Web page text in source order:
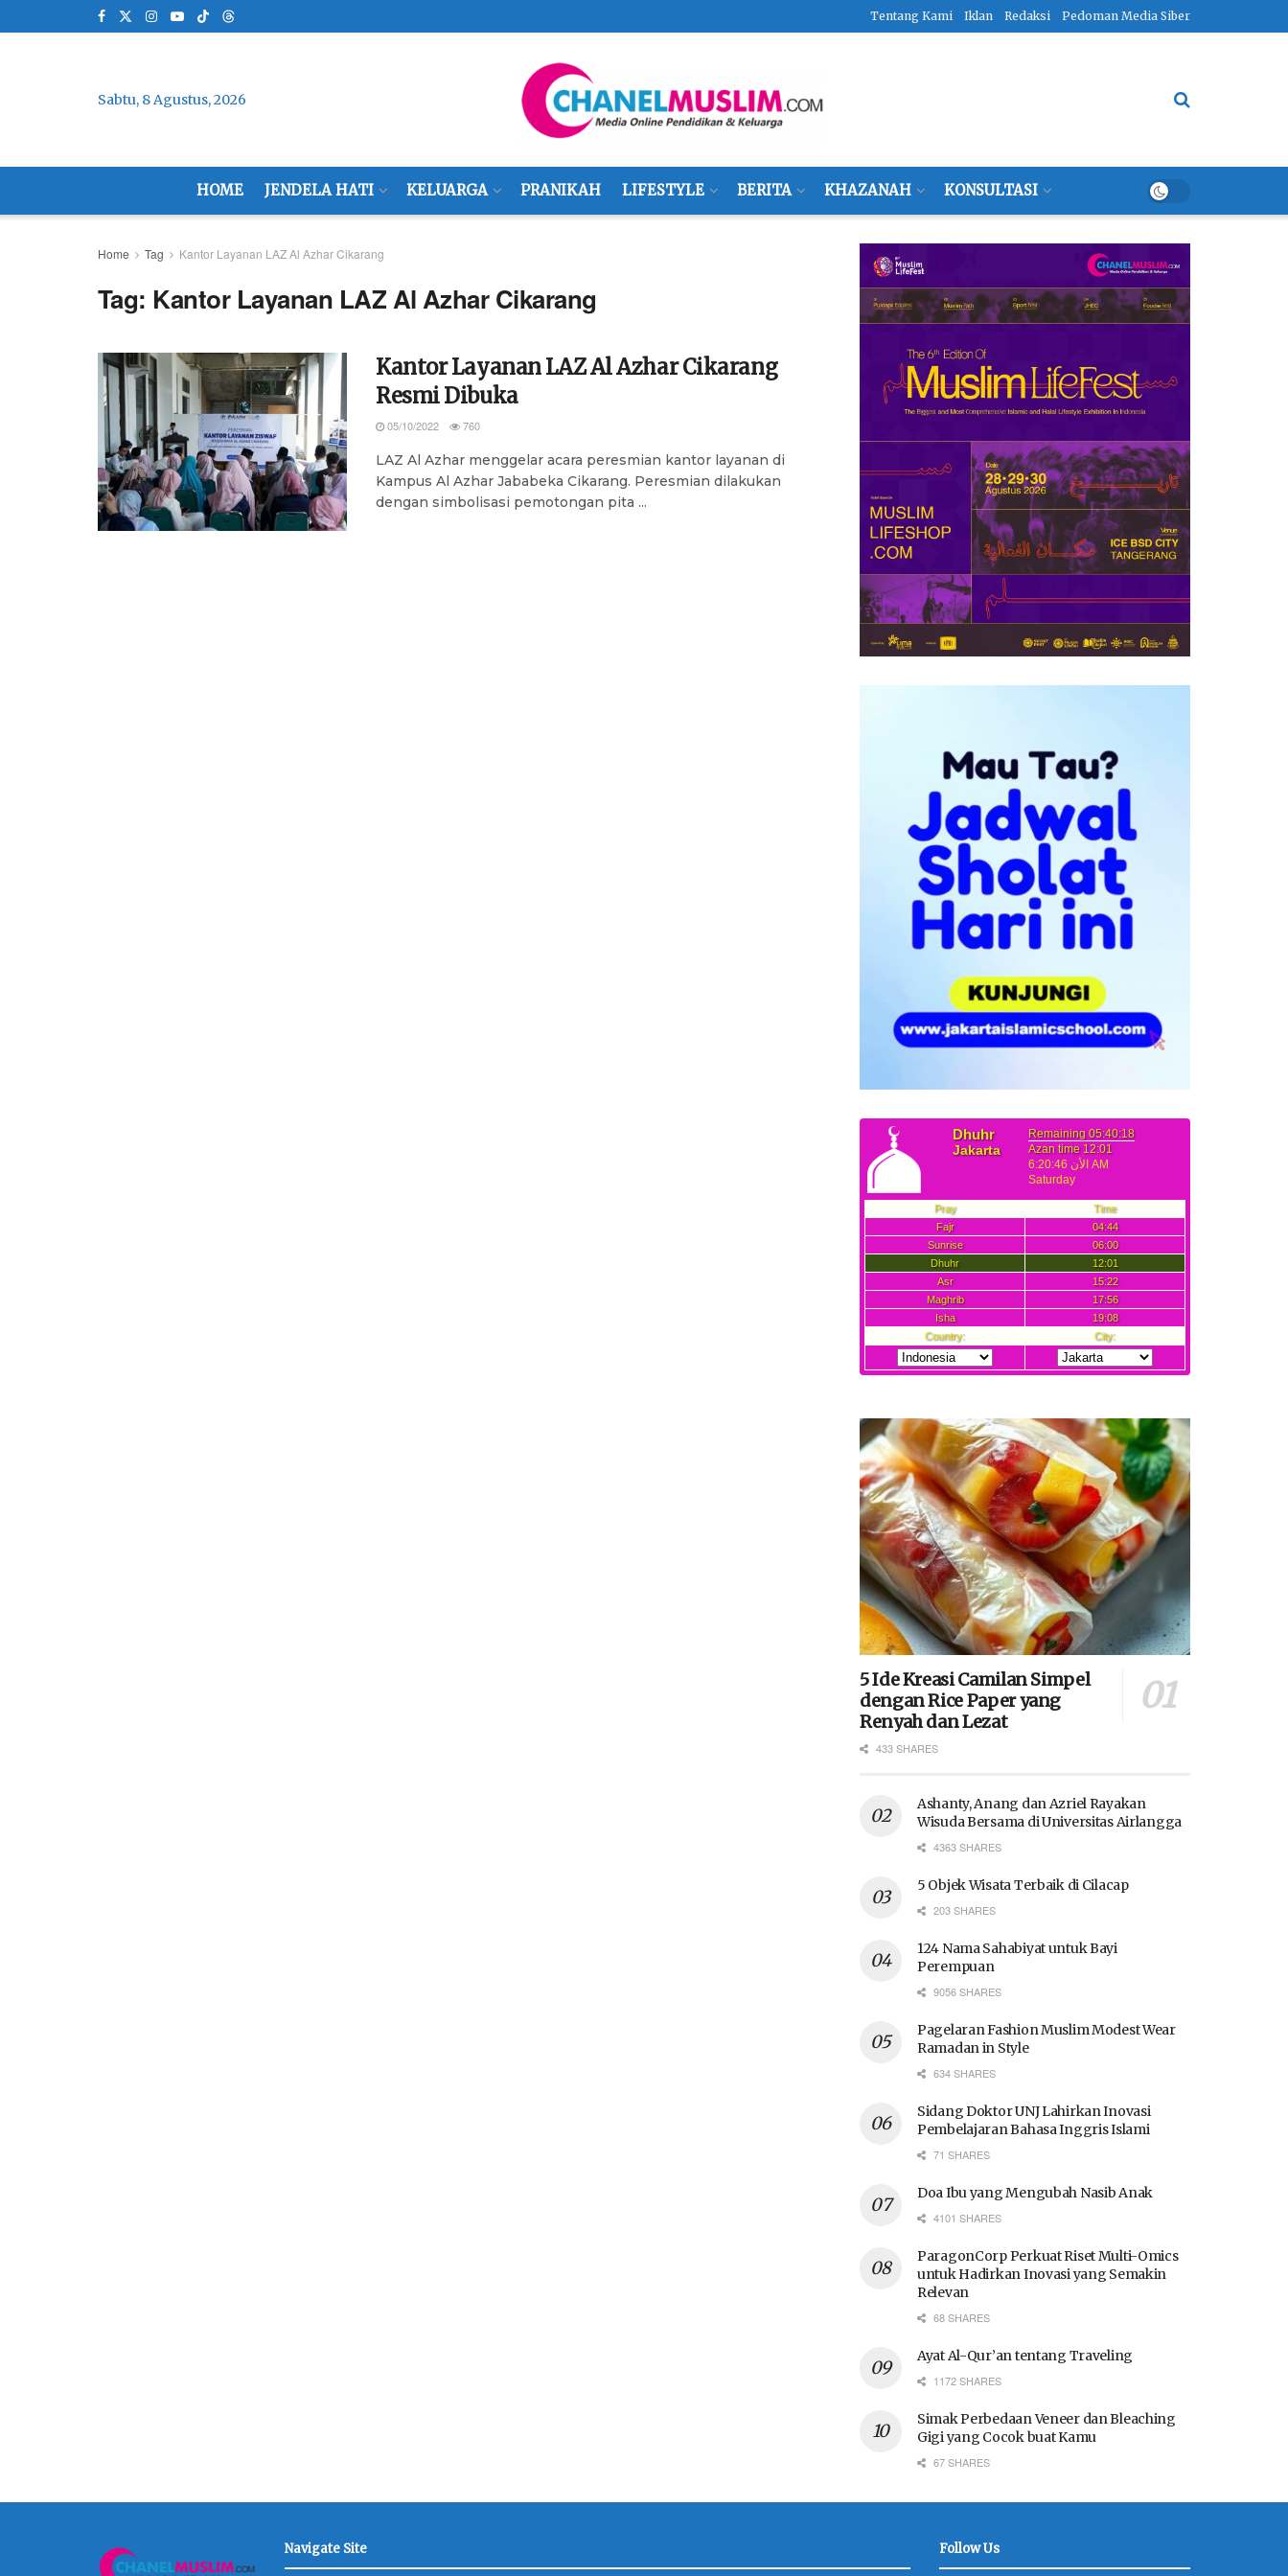
Tentang Kami Iklan Redaksi Pedoman Media Siber
Sabtu, 8 Agustus, 2026
HOME JENDELA HATI KELUARGA PRANIKAH LIFESTYLE BERITA KHAZANAH KONSULTASI
Home Tag Kantor Layanan LAZ Al Azhar Cikarang
Tag: Kantor Layanan LAZ Al Azhar Cikarang
Kantor Layanan LAZ Al Azhar Cikarang
Resmi Dibuka
05/10/2022 760
LAZ Al Azhar menggelar acara peresmian kantor layanan di
Kampus Al Azhar Jababeka Cikarang. Peresmian dilakukan
dengan simbolisasi pemotongan pita ...
5 Ide Kreasi Camilan Simpel
dengan Rice Paper yang
Renyah dan Lezat
433 SHARES
Ashanty, Anang dan Azriel Rayakan
Wisuda Bersama di Universitas Airlangga
4363 SHARES
5 Objek Wisata Terbaik di Cilacap
203 SHARES
124 Nama Sahabiyat untuk Bayi
Perempuan
9056 SHARES
Pagelaran Fashion Muslim Modest Wear
Ramadan in Style
634 SHARES
Sidang Doktor UNJ Lahirkan Inovasi
Pembelajaran Bahasa Inggris Islami
71 SHARES
Doa Ibu yang Mengubah Nasib Anak
4101 SHARES
ParagonCorp Perkuat Riset Multi-Omics
untuk Hadirkan Inovasi yang Semakin
Relevan
68 SHARES
Ayat Al-Qur’an tentang Traveling
1172 SHARES
Simak Perbedaan Veneer dan Bleaching
Gigi yang Cocok buat Kamu
67 SHARES
Navigate Site Follow Us